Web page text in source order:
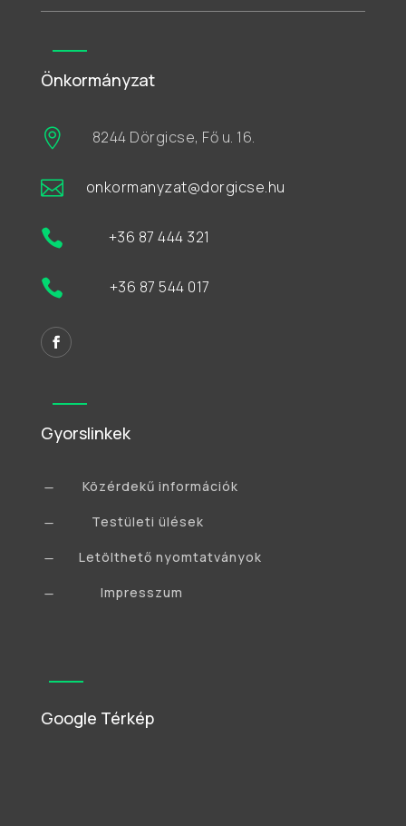
Önkormányzat
 8244 Dörgicse, Fő u. 16.
 onkormanyzat@dorgicse.hu
 +36 87 444 321
 +36 87 544 017
Gyorslinkek
K Közérdekű információk
K Testületi ülések
K Letölthető nyomtatványok
K Impresszum
Google Térkép